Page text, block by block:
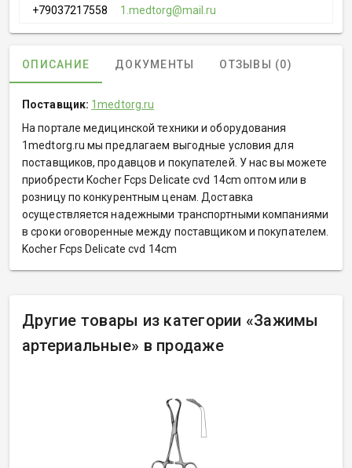
+79037217558 1.medtorg@mail.ru
ОПИСАНИЕ ДОКУМЕНТЫ ОТЗЫВЫ (0)
Поставщик: 1medtorg.ru
На портале медицинской техники и оборудования
1medtorg.ru мы предлагаем выгодные условия для
поставщиков, продавцов и покупателей. У нас вы можете
приобрести Kocher Fcps Delicate cvd 14cm оптом или в
розницу по конкурентным ценам. Доставка
осуществляется надежными транспортными компаниями
в сроки оговоренные между поставщиком и покупателем.
Kocher Fcps Delicate cvd 14cm
Другие товары из категории «Зажимы
артериальные» в продаже